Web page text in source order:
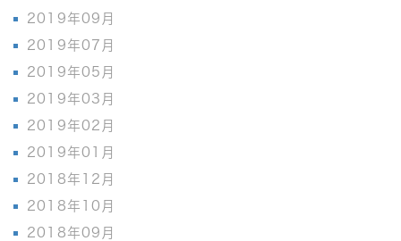
2019年09月
2019年07月
2019年05月
2019年03月
2019年02月
2019年01月
2018年12月
2018年10月
2018年09月